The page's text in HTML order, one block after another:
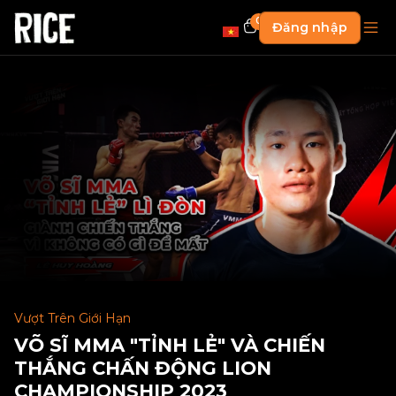
0 Đăng nhập
Vượt Trên Giới Hạn
VÕ SĨ MMA "TỈNH LẺ" VÀ CHIẾN
THẮNG CHẤN ĐỘNG LION
CHAMPIONSHIP 2023